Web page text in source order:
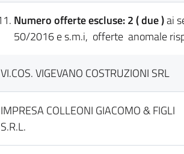
Numero offerte escluse:2 ( due )ai
50/2016 e s.m.i, offerte anomale
VI.COS. VIGEVANO COSTRUZIONI SRL
IMPRESA COLLEONI GIACOMO & FIGLI
S.R.L.